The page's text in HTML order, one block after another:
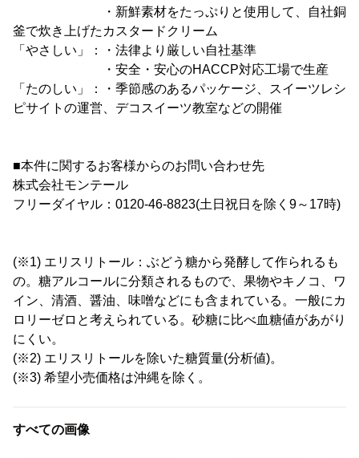
・新鮮素材をたっぷりと使用して、自社銅
釜で炊き上げたカスタードクリーム
「やさしい」：・法律より厳しい自社基準
・安全・安心のHACCP対応工場で生産
「たのしい」：・季節感のあるパッケージ、スイーツレシ
ピサイトの運営、デコスイーツ教室などの開催
■本件に関するお客様からのお問い合わせ先
株式会社モンテール
フリーダイヤル：0120-46-8823(土日祝日を除く9～17時)
(※1) エリスリトール：ぶどう糖から発酵して作られるも
の。糖アルコールに分類されるもので、果物やキノコ、ワ
イン、清酒、醤油、味噌などにも含まれている。一般にカ
ロリーゼロと考えられている。砂糖に比べ血糖値があがり
にくい。
(※2) エリスリトールを除いた糖質量(分析値)。
(※3) 希望小売価格は沖縄を除く。
すべての画像